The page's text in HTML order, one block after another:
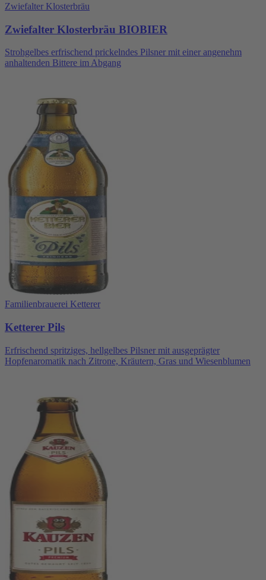
Zwiefalter Klosterbräu
Zwiefalter Klosterbräu BIOBIER
Strohgelbes erfrischend prickelndes Pilsner mit einer angenehm
anhaltenden Bittere im Abgang
Familienbrauerei Ketterer
Ketterer Pils
Erfrischend spritziges, hellgelbes Pilsner mit ausgeprägter
Hopfenaromatik nach Zitrone, Kräutern, Gras und Wiesenblumen